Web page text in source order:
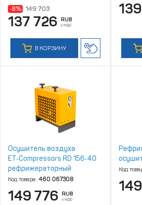
-8% 149 703
137 726 RUB
с НДС
В КОРЗИНУ
Осушитель воздуха
ET‑Compressors RD 156‑40
рефрижераторный
Код товара: 460.067308
149 776 RUB
с НДС
Код